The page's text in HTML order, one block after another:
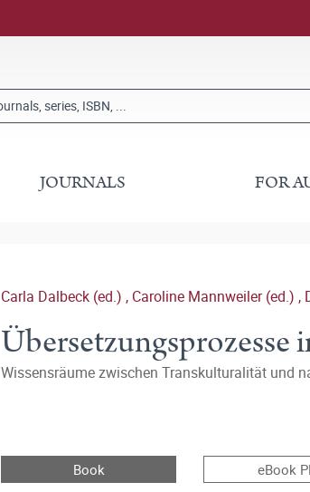
JOURNALS FOR
Carla Dalbeck (ed.) , Caroline Mannweiler (ed.) ,
Übersetzungsprozesse
Wissensräume zwischen Transkulturalität und
Book eBook